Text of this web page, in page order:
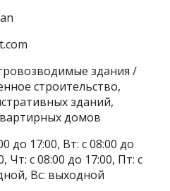
здания /
строительство,
зданий,
домов
до 17:00, Вт: с 08:00 до
Чт: с 08:00 до 17:00, Пт: с
Вс: выходной